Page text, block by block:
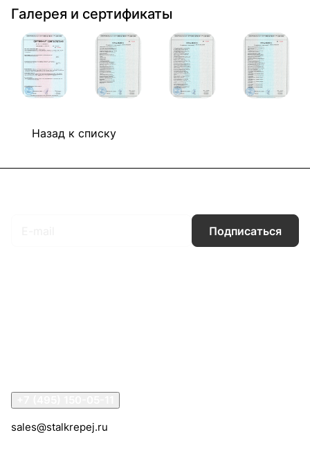
Галерея и сертификаты
Назад к списку
Подписаться
sales@stalkrepej.ru